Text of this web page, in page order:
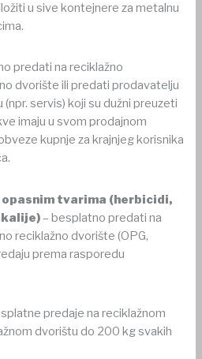
u sive kontejnere za metalnu
predati na reciklažno
dvorište ili predati prodavatelju
servis) koji su dužni preuzeti
imaju u svom prodajnom
kupnje za krajnjeg korisnika
opasnim tvarima (herbicidi,
– besplatno predati na
reciklažno dvorište (OPG,
prema rasporedu
predaje na reciklažnom
dvorištu do 200 kg svakih